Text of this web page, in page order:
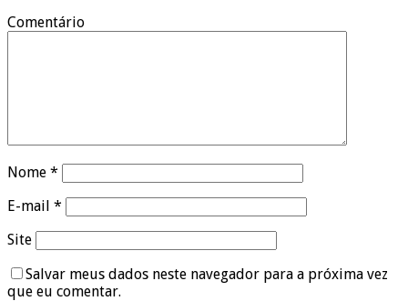
Comentário
Nome *
E-mail *
Site
Salvar meus dados neste navegador para a próxima vez
que eu comentar.